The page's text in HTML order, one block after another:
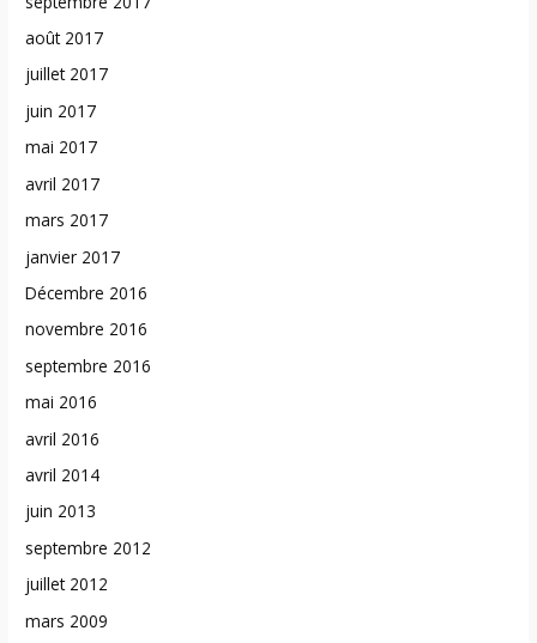
août 2017
juillet 2017
juin 2017
mai 2017
avril 2017
mars 2017
janvier 2017
Décembre 2016
novembre 2016
septembre 2016
mai 2016
avril 2016
avril 2014
juin 2013
septembre 2012
juillet 2012
mars 2009